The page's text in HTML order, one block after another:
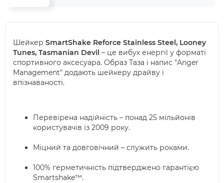
Шейкер SmartShake Reforce Stainless Steel, Looney
Tunes, Tasmanian Devil – це вибух енергії у форматі
спортивного аксесуара. Образ Таза і напис "Anger
Management" додають шейкеру драйву і
впізнаваності.
Перевірена надійність – понад 25 мільйонів
користувачів із 2009 року.
Міцний та довговічний – служить роками.
100% герметичність підтверджено гарантією
Smartshake™.